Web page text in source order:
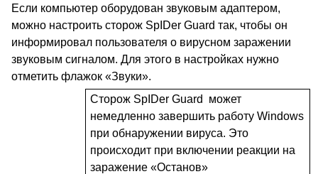
Если компьютер оборудован звуковым адаптером,
можно настроить сторож SpIDer Guard так, чтобы он
информировал пользователя о вирусном заражении
звуковым сигналом. Для этого в настройках нужно
отметить флажок «Звуки».
Сторож SpIDer Guard может
немедленно завершить работу Windows
при обнаружении вируса. Это
происходит при включении реакции на
заражение «Останов»